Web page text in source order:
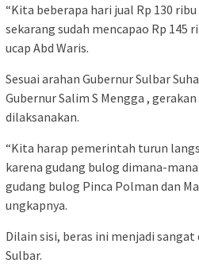
“Kita beberapa hari jual Rp 130
sekarang sudah mencapao Rp 145
ucap Abd Waris.
Sesuai arahan Gubernur Sulbar
Gubernur Salim S Mengga ,
dilaksanakan.
“Kita harap pemerintah turun
karena gudang bulog dimana-
gudang bulog Pinca Polman dan
ungkapnya.
Dilain sisi, beras ini menjadi
Sulbar.